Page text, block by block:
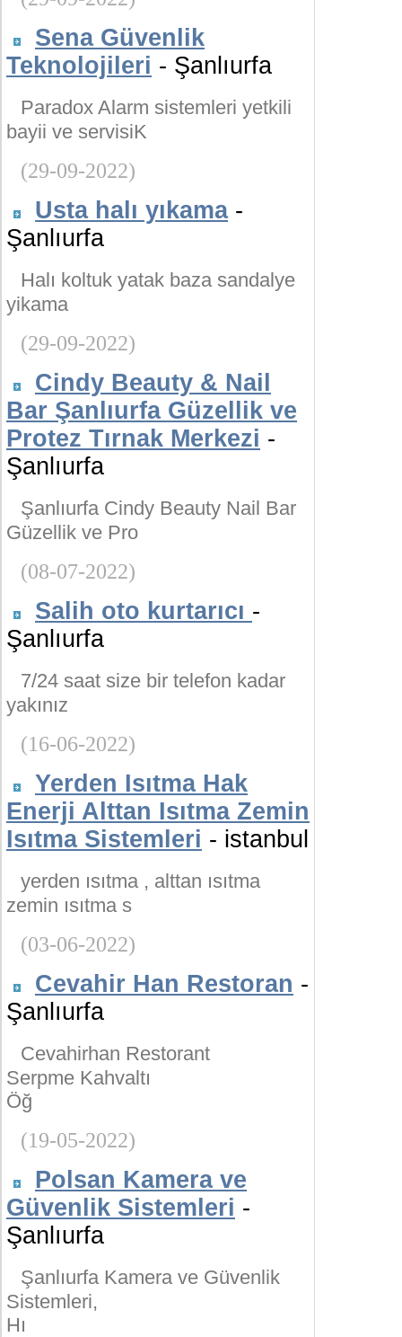
Sena Güvenlik
Teknolojileri - Şanlıurfa
Paradox Alarm sistemleri yetkili
bayii ve servisiK
(29-09-2022)
Usta halı yıkama-
Şanlıurfa
Halı koltuk yatak baza sandalye
yikama
(29-09-2022)
Cindy Beauty & Nail
Bar Şanlıurfa Güzellik ve
Protez Tırnak Merkezi -
Şanlıurfa
Şanlıurfa Cindy Beauty Nail Bar
Güzellik ve Pro
(08-07-2022)
Salih oto kurtarıcı -
Şanlıurfa
7/24 saat size bir telefon kadar
yakınız
(16-06-2022)
Yerden Isıtma Hak
Enerji Alttan Isıtma Zemin
Isıtma Sistemleri - istanbul
yerden ısıtma , alttan ısıtma
zemin ısıtma s
(03-06-2022)
Cevahir Han Restoran -
Şanlıurfa
Cevahirhan Restorant
Serpme Kahvaltı
Öğ
(19-05-2022)
Polsan Kamera ve
Güvenlik Sistemleri -
Şanlıurfa
Şanlıurfa Kamera ve Güvenlik
Sistemleri,
Hı